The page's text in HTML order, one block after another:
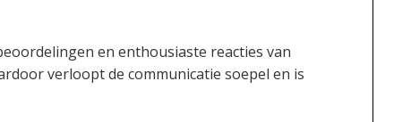
en enthousiaste reacties van
verloopt de communicatie soepel en is